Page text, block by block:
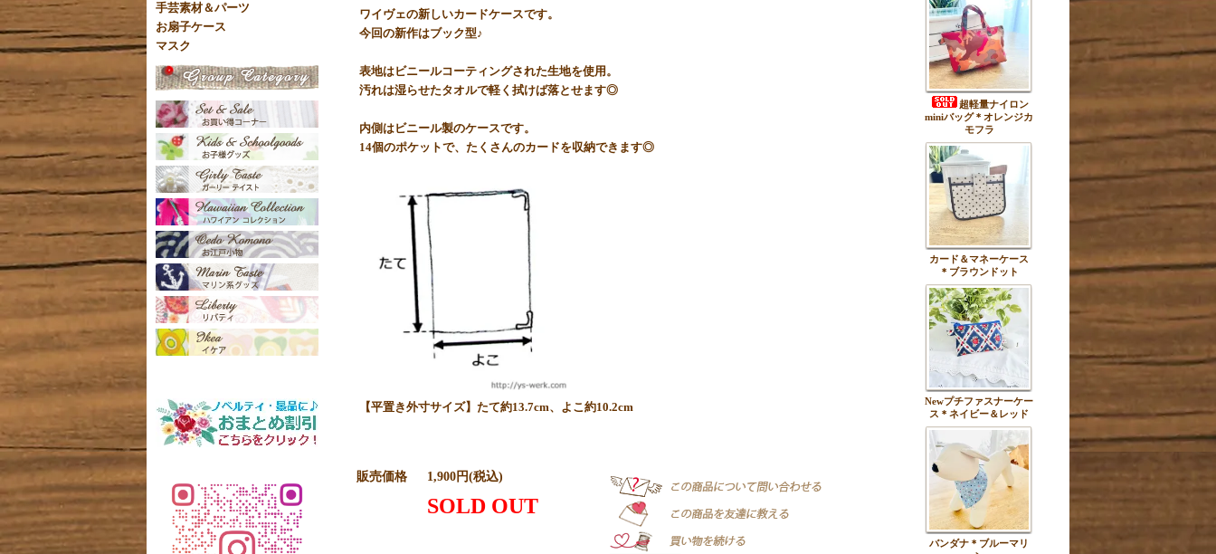
ワイヴェの新しいカードケースです。
今回の新作はブック型♪
表地はビニールコーティングされた生地を使用。
汚れは湿らせたタオルで軽く拭けば落とせます◎
内側はビニール製のケースです。
14個のポケットで、たくさんのカードを収納できます◎
【平置き外寸サイズ】たて約13.7cm、よこ約10.2cm
販売価格 1,900円(税込)
SOLD OUT
手芸素材＆パーツ
お扇子ケース
マスク
超軽量ナイロン
miniバッグ＊オレンジカ
モフラ
カード＆マネーケース
＊ブラウンドット
Newプチファスナーケー
ス＊ネイビー＆レッド
バンダナ＊ブルーマリ